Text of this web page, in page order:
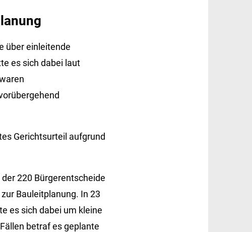
über einleitende
es sich dabei laut
Gerichtsurteil aufgrund
220 Bürgerentscheide
Bauleitplanung. In 23
es sich dabei um kleine
betraf es geplante